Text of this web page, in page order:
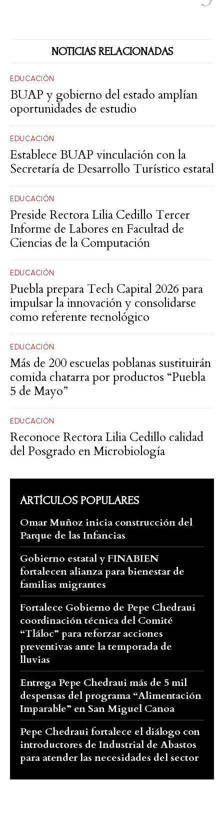
NOTICIAS RELACIONADAS
EDUCACIÓN
BUAP y gobierno del estado amplían
oportunidades de estudio
EDUCACIÓN
Establece BUAP vinculación con la
Secretaría de Desarrollo Turístico estatal
EDUCACIÓN
Preside Rectora Lilia Cedillo Tercer
Informe de Labores en Facultad de
Ciencias de la Computación
EDUCACIÓN
Puebla prepara Tech Capital 2026 para
impulsar la innovación y consolidarse
como referente tecnológico
EDUCACIÓN
Más de 200 escuelas poblanas sustituirán
comida chatarra por productos “Puebla
5 de Mayo”
EDUCACIÓN
Reconoce Rectora Lilia Cedillo calidad
del Posgrado en Microbiología
ARTÍCULOS POPULARES
Omar Muñoz inicia construcción del
Parque de las Infancias
Gobierno estatal y FINABIEN
fortalecen alianza para bienestar de
familias migrantes
Fortalece Gobierno de Pepe Chedraui
coordinación técnica del Comité
“Tláloc” para reforzar acciones
preventivas ante la temporada de
lluvias
Entrega Pepe Chedraui más de 5 mil
despensas del programa “Alimentación
Imparable” en San Miguel Canoa
Pepe Chedraui fortalece el diálogo con
introductores de Industrial de Abastos
para atender las necesidades del sector